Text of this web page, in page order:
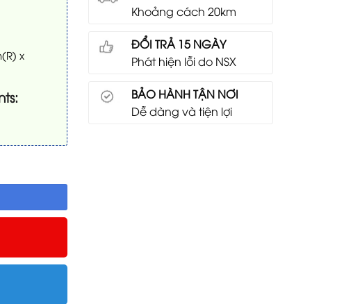
x
Khoảng cách 20km
ĐỔI TRẢ 15 NGÀY
Phát hiện lỗi do NSX
BẢO HÀNH TẬN NƠI
Dễ dàng và tiện lợi